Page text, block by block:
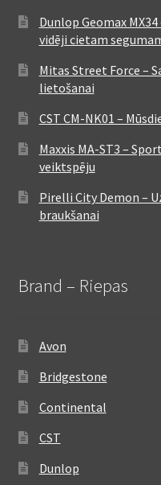
Dunlop Geomax
vidēji cietam
Mitas Street Force –
lietošanai
CST CM-NK01 –
Maxxis MA-ST3 –
veiktspēju
Pirelli City Demon –
braukšanai
Brand – Riepas
Avon
Bridgestone
Continental
CST
Dunlop